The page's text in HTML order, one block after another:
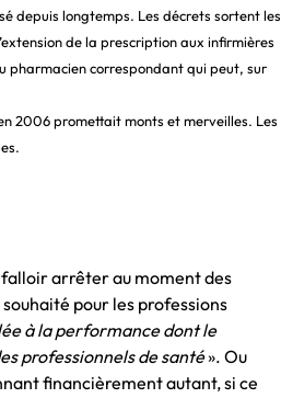
depuis longtemps. Les décrets sortent les
de la prescription aux infirmières
pharmacien correspondant qui peut, sur
2006 promettait monts et merveilles. Les
falloir arrêter au moment des
pour les professions
à la performance dont le
professionnels de santé». Ou
financièrement autant, si ce